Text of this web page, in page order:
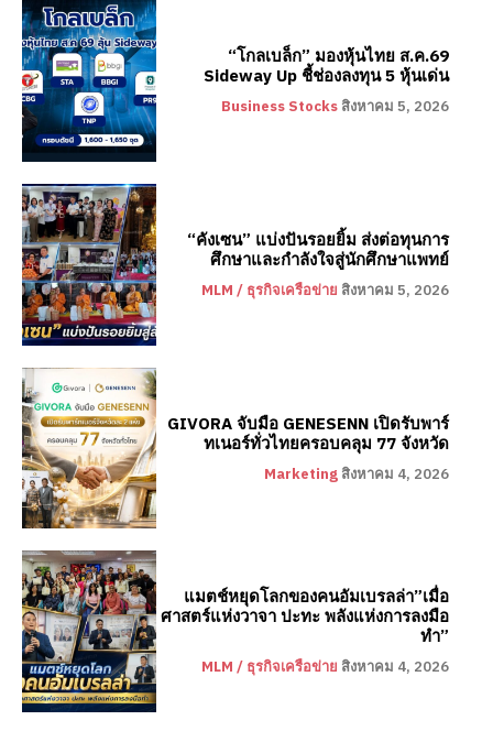
“โกลเบล็ก” มองหุ้นไทย ส.ค.69
Sideway Up ชี้ช่องลงทุน 5 หุ้นเด่น
Business Stocks สิงหาคม 5, 2026
“คังเซน” แบ่งปันรอยยิ้ม ส่งต่อทุนการ
ศึกษาและกำลังใจสู่นักศึกษาแพทย์
MLM / ธุรกิจเครือข่าย สิงหาคม 5, 2026
GIVORA จับมือ GENESENN เปิดรับพาร์
ทเนอร์ทั่วไทยครอบคลุม 77 จังหวัด
Marketing สิงหาคม 4, 2026
แมตช์หยุดโลกของคนอัมเบรลล่า”เมื่อ
ศาสตร์แห่งวาจา ปะทะ พลังแห่งการลงมือ
ทำ”
MLM / ธุรกิจเครือข่าย สิงหาคม 4, 2026